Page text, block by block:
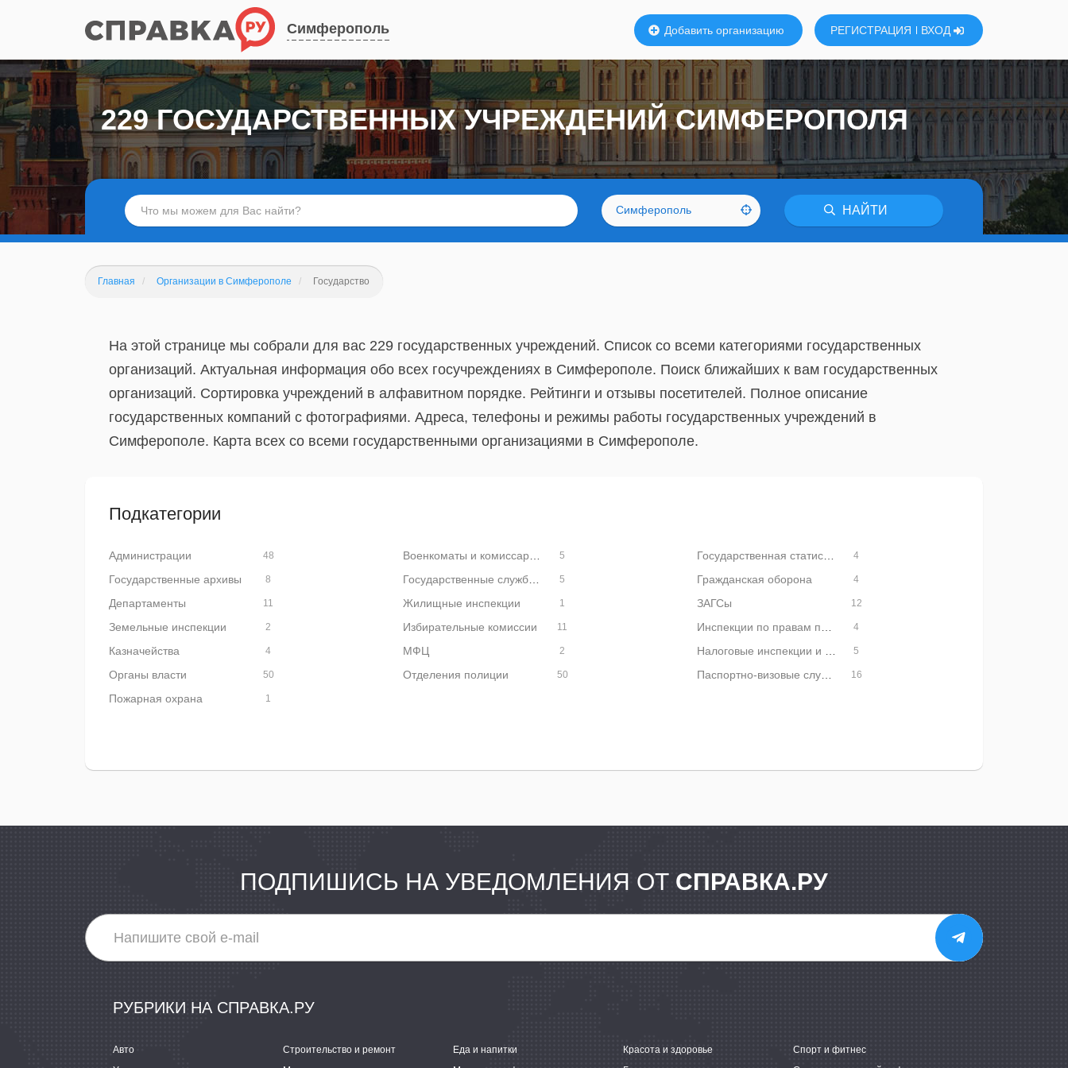
Симферополь Добавить организацию РЕГИСТРАЦИЯ ВХОД
Симферополь НАЙТИ
229 ГОСУДАРСТВЕННЫХ УЧРЕЖДЕНИЙ СИМФЕРОПОЛЯ
Главная Организации в Симферополе Государство
На этой странице мы собрали для вас 229 государственных учреждений. Список со всеми категориями государственных
организаций. Актуальная информация обо всех госучреждениях в Симферополе. Поиск ближайших к вам государственных
организаций. Сортировка учреждений в алфавитном порядке. Рейтинги и отзывы посетителей. Полное описание
государственных компаний с фотографиями. Адреса, телефоны и режимы работы государственных учреждений в
Симферополе. Карта всех со всеми государственными организациями в Симферополе.
Подкатегории
Администрации 48 5 Государственная статистика 4
Государственные архивы 8 Государственные службы безопасности 5 Гражданская оборона 4
Департаменты 11 Жилищные инспекции 1 ЗАГСы 12
Земельные инспекции 2 Избирательные комиссии 11 4
Казначейства 4 МФЦ 2 5
Органы власти 50 Отделения полиции 50 Паспортно-визовые службы 16
Пожарная охрана 1
ПОДПИШИСЬ НА УВЕДОМЛЕНИЯ ОТ СПРАВКА.РУ
РУБРИКИ НА СПРАВКА.РУ
Авто Строительство и ремонт Еда и напитки Красота и здоровье
Спорт и фитнес